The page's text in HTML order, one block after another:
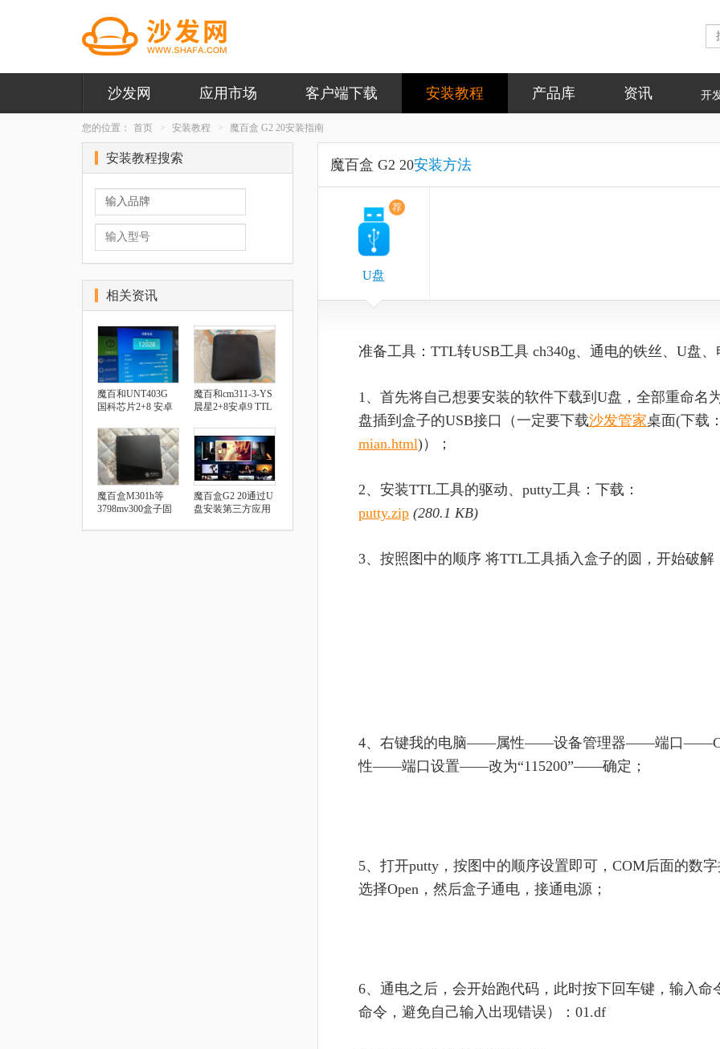
沙发网 应用市场 客户端下载 安装教程 产品库 资讯 开
您的位置： 首页 安装教程 魔百盒 G2 20安装指南
魔百盒 G2 20安装方法
荐
U盘
准备工具：TTL转USB工具 ch340g、通电的铁丝、U盘、
1、首先将自己想要安装的软件下载到U盘，全部重命名
盘插到盒子的USB接口（一定要下载沙发管家桌面(下载
mian.html)）；
2、安装TTL工具的驱动、putty工具：下载：
putty.zip (280.1 KB)
3、按照图中的顺序 将TTL工具插入盒子的圆，开始破解
4、右键我的电脑——属性——设备管理器——端口
性——端口设置——改为“115200”——确定；
5、打开putty，按图中的顺序设置即可，COM后面的数
选择Open，然后盒子通电，接通电源；
6、通电之后，会开始跑代码，此时按下回车键，输入
命令，避免自己输入出现错误）： 01.df
安装教程搜索
相关资讯
魔百和UNT403G
国科芯片2+8 安卓
教程
魔百和cm311-3-YS
晨星2+8安卓9 TTL
魔百盒M301h等
3798mv300盒子固
魔百盒G2 20通过U
盘安装第三方应用